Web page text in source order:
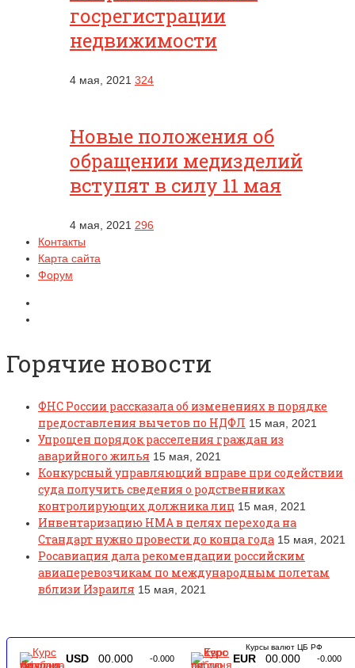
госрегистрации
недвижимости
4 мая, 2021 324
Новые положения об
обращении медизделий
вступят в силу 11 мая
4 мая, 2021 296
Контакты
Карта сайта
Форум
Горячие новости
ФНС России рассказала об изменениях в порядке
предоставления вычетов по НДФЛ 15 мая, 2021
Упрощен порядок расселения граждан из
аварийного жилья 15 мая, 2021
Конкурсный управляющий вправе при содействии
суда получить сведения о родственниках
контролирующих должника лиц 15 мая, 2021
Инвентаризацию НМА в целях перехода на
Стандарт нужно провести до конца года 15 мая, 2021
Росавиация дала рекомендации российским
авиаперевозчикам по международным полетам
вблизи Израиля 15 мая, 2021
Курсы валют ЦБ РФ
USD 00.000 -0.000 EUR 00.000 -0.000